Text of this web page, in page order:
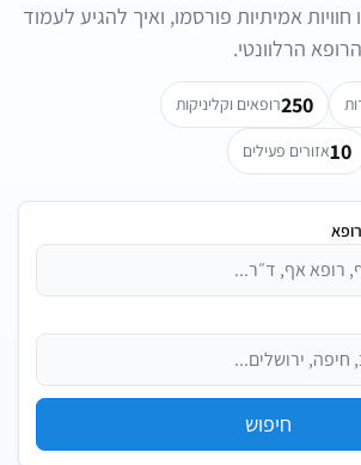
חוויות אמיתיות פורסמו, ואיך להגיע לעמוד
הרלוונטי.
250רופאים וקליניקות
10אזורים פעילים
חיפוש